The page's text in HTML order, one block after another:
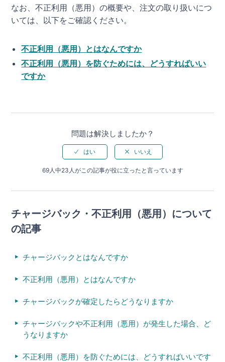
なお、不正利用（悪用）の概要や、注文の取り扱いにつ
いては、以下をご確認ください。
不正利用（悪用）とはなんですか
不正利用（悪用）を防ぐためには、どうすればいい
ですか
問題は解決しましたか？
69人中23人がこの記事が役に立ったと言っています
チャージバック・不正利用（悪用）について
の記事
チャージバックとはなんですか
不正利用（悪用）とはなんですか
チャージバックが確定したらどうなりますか
チャージバックや不正利用（悪用）が発生した場合、ど
うなりますか
不正利用（悪用）を防ぐためには、どうすればいいです